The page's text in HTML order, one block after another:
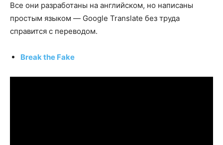
Все они разработаны на английском, но написаны
простым языком — Google Translate без труда
справится с переводом.
Break the Fake